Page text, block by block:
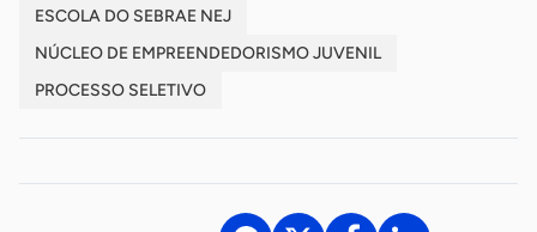
ESCOLA DO SEBRAE NEJ
NÚCLEO DE EMPREENDEDORISMO JUVENIL
PROCESSO SELETIVO